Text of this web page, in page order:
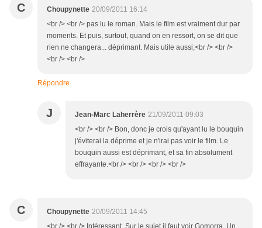
C Choupynette 20/09/2011 16:14
<br /> <br /> pas lu le roman. Mais le film est vraiment dur par
moments. Et puis, surtout, quand on en ressort, on se dit que
rien ne changera... déprimant. Mais utile aussi;<br /> <br />
<br /> <br />
Répondre
J Jean-Marc Laherrère 21/09/2011 09:03
<br /> <br /> Bon, donc je crois qu'ayant lu le bouquin
j'éviterai la déprime et je n'irai pas voir le film. Le
bouquin aussi est déprimant, et sa fin absolument
effrayante.<br /> <br /> <br /> <br />
C Choupynette 20/09/2011 14:45
<br /> <br /> Intéressant. Sur le sujet il faut voir Gomorra. Un